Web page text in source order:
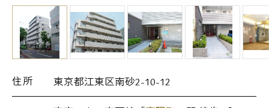
住所 東京都江東区南砂2-10-12